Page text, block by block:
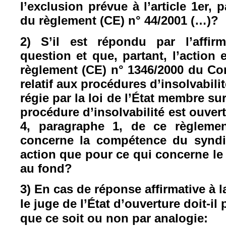
l’exclusion prévue à l’article 1er,
du règlement (CE) n° 44/2001 (…)?
2) S’il est répondu par
question et que, partant, l’action
règlement (CE) n° 1346/2000 du
relatif aux procédures
régie par la loi de l’État membre
procédure d’insolvabilité est
4, paragraphe 1, de ce
concerne la compétence du
action que pour ce qui concerne
au fond?
3) En cas de réponse affirmative à
le juge de l’État d’ouverture doit-il
que ce soit ou non par analogie: